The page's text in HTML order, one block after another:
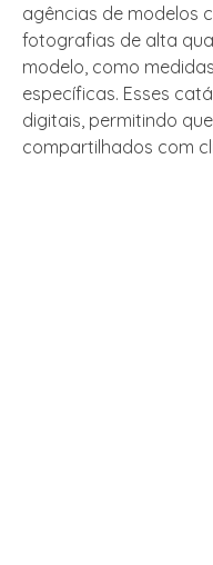
agências de modelos
fotografias de alta
modelo, como
específicas. Esses
digitais, permitindo
compartilhados com